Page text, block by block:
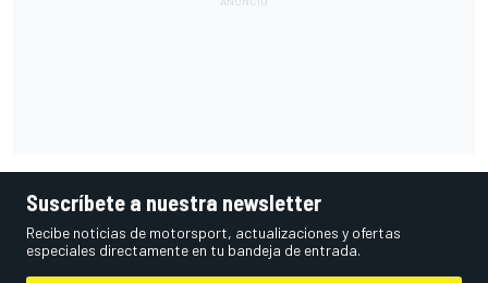
Suscríbete a nuestra newsletter
Recibe noticias de motorsport, actualizaciones y ofertas
especiales directamente en tu bandeja de entrada.